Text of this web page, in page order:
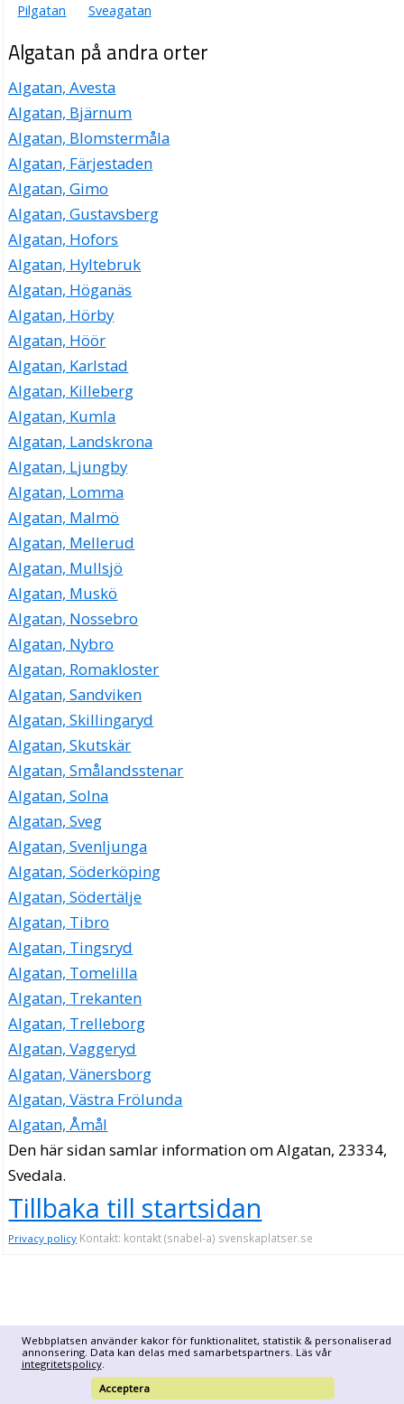
Webbplatsen använder kakor för funktionalitet, statistik & personaliserad
annonsering. Data kan delas med samarbetspartners. Läs vår
integritetspolicy.
Acceptera
Pilgatan
Sveagatan
Algatan på andra orter
Algatan, Avesta
Algatan, Bjärnum
Algatan, Blomstermåla
Algatan, Färjestaden
Algatan, Gimo
Algatan, Gustavsberg
Algatan, Hofors
Algatan, Hyltebruk
Algatan, Höganäs
Algatan, Hörby
Algatan, Höör
Algatan, Karlstad
Algatan, Killeberg
Algatan, Kumla
Algatan, Landskrona
Algatan, Ljungby
Algatan, Lomma
Algatan, Malmö
Algatan, Mellerud
Algatan, Mullsjö
Algatan, Muskö
Algatan, Nossebro
Algatan, Nybro
Algatan, Romakloster
Algatan, Sandviken
Algatan, Skillingaryd
Algatan, Skutskär
Algatan, Smålandsstenar
Algatan, Solna
Algatan, Sveg
Algatan, Svenljunga
Algatan, Söderköping
Algatan, Södertälje
Algatan, Tibro
Algatan, Tingsryd
Algatan, Tomelilla
Algatan, Trekanten
Algatan, Trelleborg
Algatan, Vaggeryd
Algatan, Vänersborg
Algatan, Västra Frölunda
Algatan, Åmål
Den här sidan samlar information om Algatan, 23334,
Svedala.
Tillbaka till startsidan
Privacy policy Kontakt: kontakt (snabel-a) svenskaplatser.se